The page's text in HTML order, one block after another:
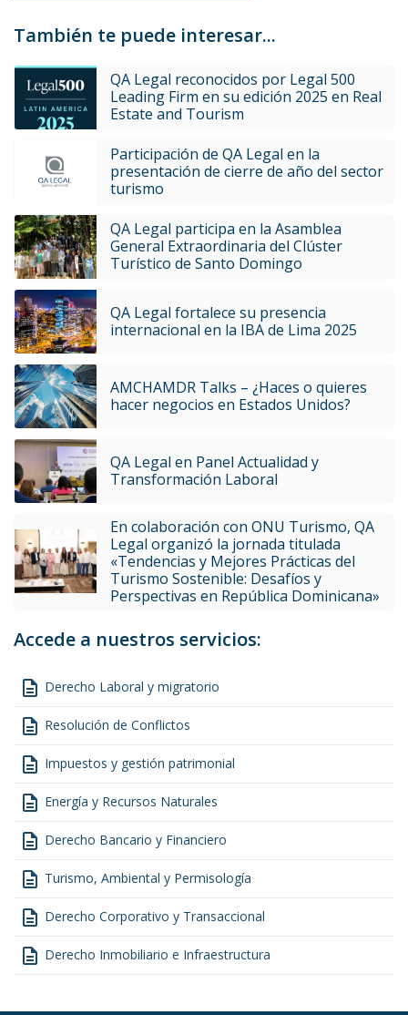
También te puede interesar...
QA Legal reconocidos por Legal 500
Leading Firm en su edición 2025 en Real
Estate and Tourism
Participación de QA Legal en la
presentación de cierre de año del sector
turismo
QA Legal participa en la Asamblea
General Extraordinaria del Clúster
Turístico de Santo Domingo
QA Legal fortalece su presencia
internacional en la IBA de Lima 2025
AMCHAMDR Talks – ¿Haces o quieres
hacer negocios en Estados Unidos?
QA Legal en Panel Actualidad y
Transformación Laboral
En colaboración con ONU Turismo, QA
Legal organizó la jornada titulada
«Tendencias y Mejores Prácticas del
Turismo Sostenible: Desafíos y
Perspectivas en República Dominicana»
Accede a nuestros servicios:
description Derecho Laboral y migratorio
description Resolución de Conflictos
description Impuestos y gestión patrimonial
description Energía y Recursos Naturales
description Derecho Bancario y Financiero
description Turismo, Ambiental y Permisología
description Derecho Corporativo y Transaccional
description Derecho Inmobiliario e Infraestructura